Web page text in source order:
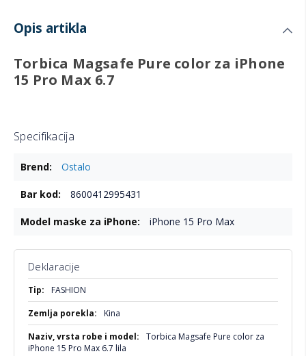
Opis artikla
Torbica Magsafe Pure color za iPhone
15 Pro Max 6.7
Specifikacija
informacijaOstalo
8600412995431
iPhone 15 Pro Max
Deklaracije
Više
informacija
FASHION
Kina
Torbica Magsafe Pure color za
iPhone 15 Pro Max 6.7 lila